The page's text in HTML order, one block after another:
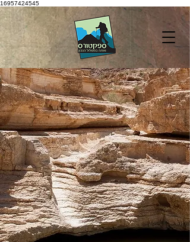
16957424545